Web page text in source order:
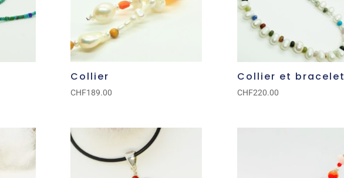
Collier
CHF189.00
Collier et bracelet
CHF220.00